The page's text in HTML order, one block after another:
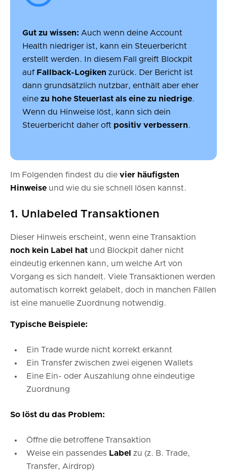
Gut zu wissen: Auch wenn deine Account
Health niedriger ist, kann ein Steuerbericht
erstellt werden. In diesem Fall greift Blockpit
auf Fallback-Logiken zurück. Der Bericht ist
dann grundsätzlich nutzbar, enthält aber eher
eine zu hohe Steuerlast als eine zu niedrige.
Wenn du Hinweise löst, kann sich dein
Steuerbericht daher oft positiv verbessern.
Im Folgenden findest du die vier häufigsten
Hinweise und wie du sie schnell lösen kannst.
1. Unlabeled Transaktionen
Dieser Hinweis erscheint, wenn eine Transaktion
noch kein Label hat und Blockpit daher nicht
eindeutig erkennen kann, um welche Art von
Vorgang es sich handelt. Viele Transaktionen werden
automatisch korrekt gelabelt, doch in manchen Fällen
ist eine manuelle Zuordnung notwendig.
Typische Beispiele:
Ein Trade wurde nicht korrekt erkannt
Ein Transfer zwischen zwei eigenen Wallets
Eine Ein- oder Auszahlung ohne eindeutige
Zuordnung
So löst du das Problem:
Öffne die betroffene Transaktion
Weise ein passendes Label zu (z. B. Trade,
Transfer, Airdrop)